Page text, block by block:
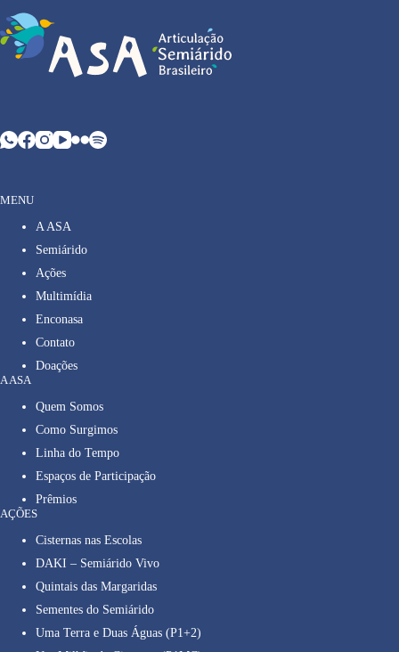
MENU
A ASA
Semiárido
Ações
Multimídia
Enconasa
Contato
Doações
A ASA
Quem Somos
Como Surgimos
Linha do Tempo
Espaços de Participação
Prêmios
AÇÕES
Cisternas nas Escolas
DAKI – Semiárido Vivo
Quintais das Margaridas
Sementes do Semiárido
Uma Terra e Duas Águas (P1+2)